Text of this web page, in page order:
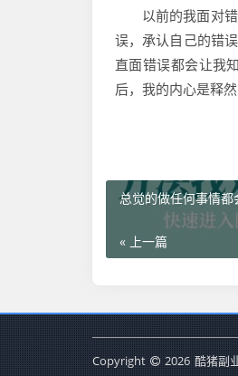
以前的我面对
误，承认自己的错
直面错误都会让我
后，我的内心是释
总觉的做任何事情都
« 上一篇
Copyright 2026 酷猪副